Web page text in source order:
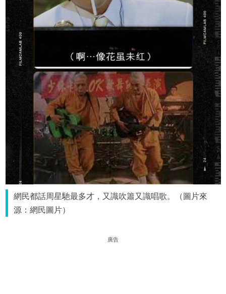
網民都話周星馳最多才，又識吹簫又識唱歌。（圖片來
源：網民圖片）
廣告